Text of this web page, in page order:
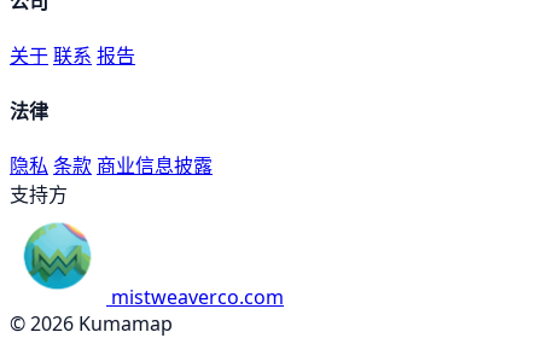
关于联系 报告
法律
隐私 条款 商业信息披露
支持方
mistweaverco.com
© 2026 Kumamap